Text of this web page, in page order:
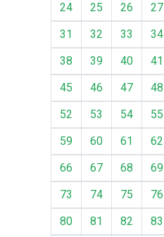
24
25 26 27
31
32 33 34
38
39 40 41
45
46 47 48
52
53 54 55
59
60 61 62
66
67 68 69
73
74 75 76
80
81 82 83